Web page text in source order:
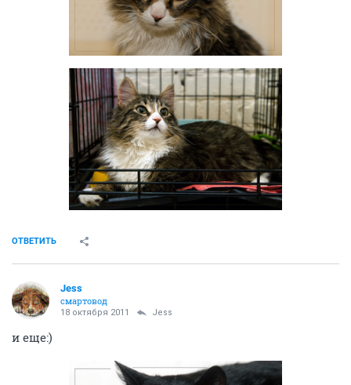
ОТВЕТИТЬ
Jess
смартовод
18 октября 2011 Jess
и еще:)